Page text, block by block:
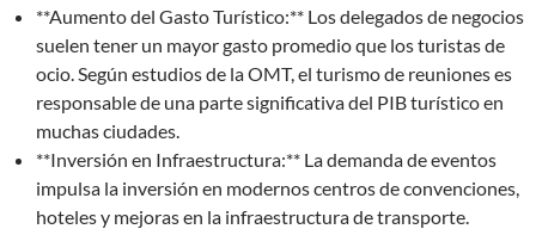
**Aumento del Gasto Turístico:** Los delegados de negocios
suelen tener un mayor gasto promedio que los turistas de
ocio. Según estudios de la OMT, el turismo de reuniones es
responsable de una parte significativa del PIB turístico en
muchas ciudades.
**Inversión en Infraestructura:** La demanda de eventos
impulsa la inversión en modernos centros de convenciones,
hoteles y mejoras en la infraestructura de transporte.